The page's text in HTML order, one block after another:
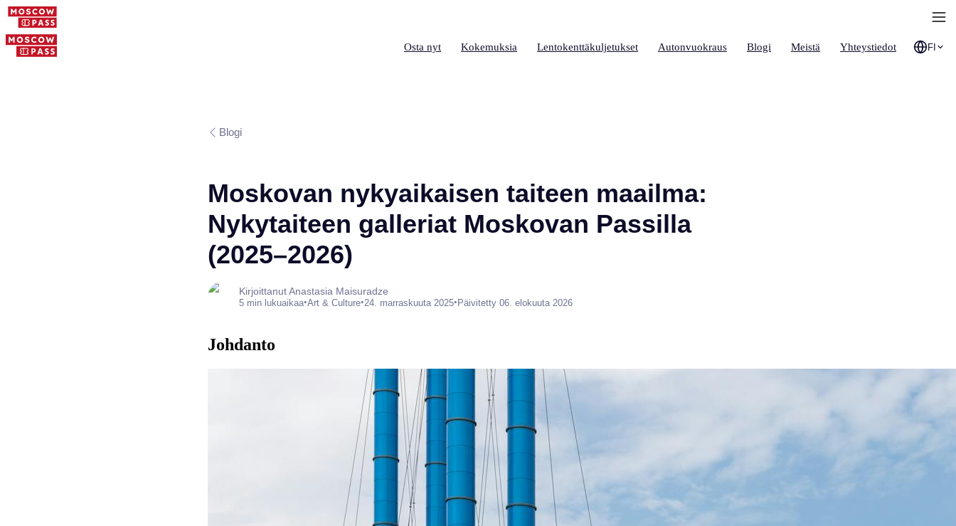
Osta nyt Kokemuksia Lentokenttäkuljetukset Autonvuokraus Blogi Meistä Yhteystiedot FI
Blogi
Moskovan nykyaikaisen taiteen maailma:
Nykytaiteen galleriat Moskovan Passilla
(2025–2026)
Kirjoittanut Anastasia Maisuradze
5 min lukuaikaa•Art & Culture•24. marraskuuta 2025•Päivitetty 06. elokuuta 2026
Johdanto